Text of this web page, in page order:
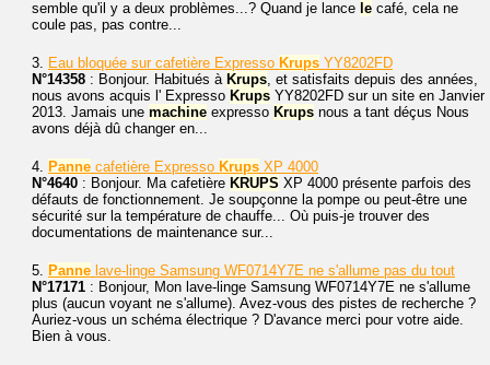
semble qu'il y a deux problèmes...? Quand je lance le café, cela ne
coule pas, pas contre...
3. Eau bloquée sur cafetière Expresso Krups YY8202FD
N°14358 : Bonjour. Habitués à Krups, et satisfaits depuis des années,
nous avons acquis l' Expresso Krups YY8202FD sur un site en Janvier
2013. Jamais une machine expresso Krups nous a tant déçus Nous
avons déjà dû changer en...
4. Panne cafetière Expresso Krups XP 4000
N°4640 : Bonjour. Ma cafetière KRUPS XP 4000 présente parfois des
défauts de fonctionnement. Je soupçonne la pompe ou peut-être une
sécurité sur la température de chauffe... Où puis-je trouver des
documentations de maintenance sur...
5. Panne lave-linge Samsung WF0714Y7E ne s'allume pas du tout
N°17171 : Bonjour, Mon lave-linge Samsung WF0714Y7E ne s'allume
plus (aucun voyant ne s'allume). Avez-vous des pistes de recherche ?
Auriez-vous un schéma électrique ? D'avance merci pour votre aide.
Bien à vous.